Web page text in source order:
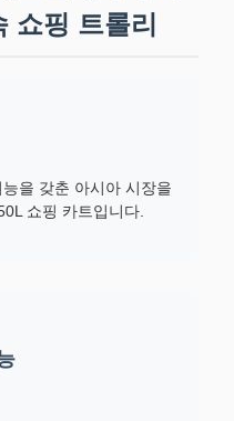
쇼핑 트롤리
을 갖춘 아시아 시장을
쇼핑 카트입니다.